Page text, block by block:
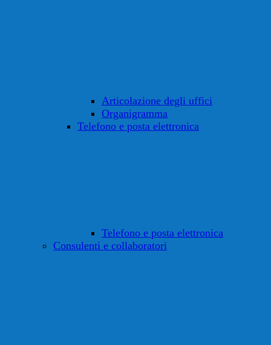
Articolazione degli uffici
Organigramma
Telefono e posta elettronica
Telefono e posta elettronica
Consulenti e collaboratori